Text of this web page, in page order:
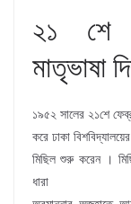
২১ শে
মাতৃভাষা
১৯৫২ সালের ২১শে
করে ঢাকা
মিছিল শুরু করেন ।
ধারা